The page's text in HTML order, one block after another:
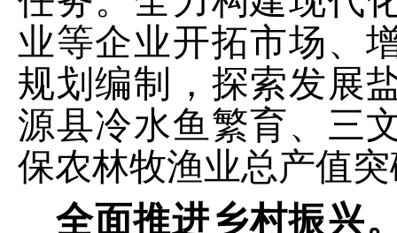
业等企业开拓市场、
规划编制，探索发展
源县冷水鱼繁育、 三
保农林牧渔业总产值
全面推进乡村振兴